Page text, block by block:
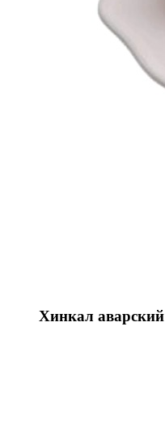
Хинкал аварский